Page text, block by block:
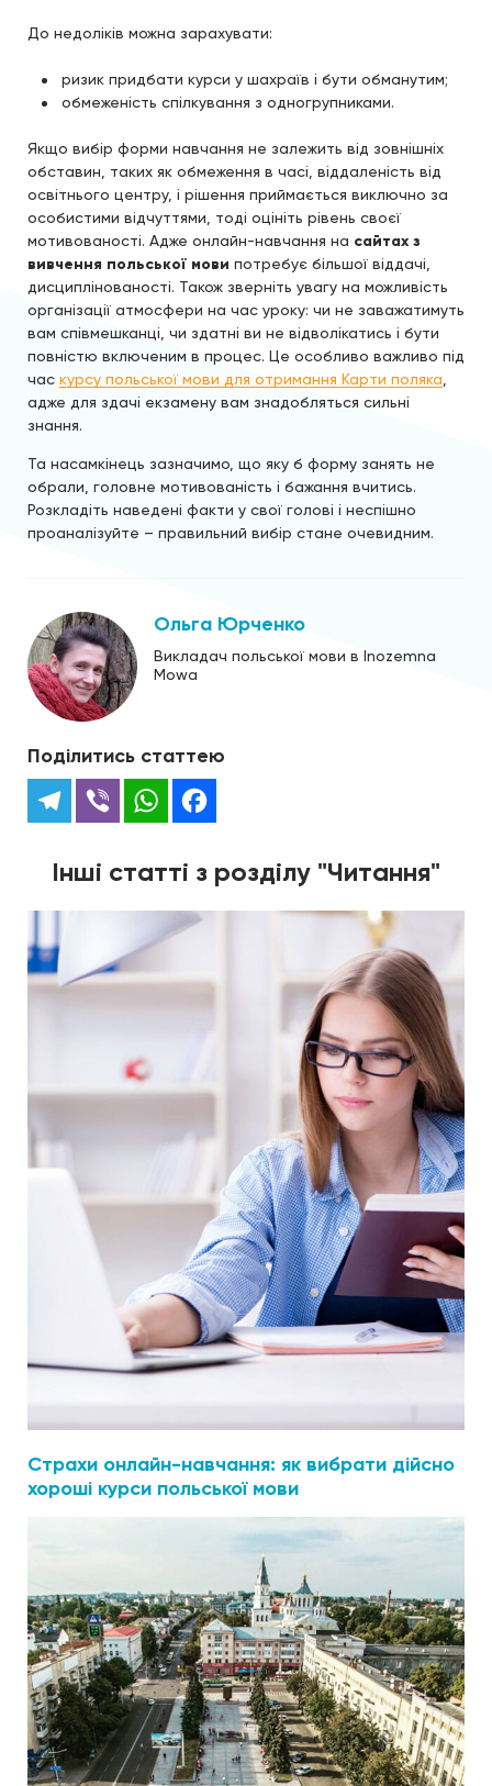
До недоліків можна зарахувати:
ризик придбати курси у шахраїв і бути обманутим;
обмеженість спілкування з одногрупниками.
Якщо вибір форми навчання не залежить від зовнішніх
обставин, таких як обмеження в часі, віддаленість від
освітнього центру, і рішення приймається виключно за
особистими відчуттями, тоді оцініть рівень своєї
мотивованості. Адже онлайн-навчання на сайтах з
вивчення польської мови потребує більшої віддачі,
дисциплінованості. Також зверніть увагу на можливість
організації атмосфери на час уроку: чи не заважатимуть
вам співмешканці, чи здатні ви не відволікатись і бути
повністю включеним в процес. Це особливо важливо під
час курсу польської мови для отримання Карти поляка,
адже для здачі екзамену вам знадобляться сильні
знання.
Та насамкінець зазначимо, що яку б форму занять не
обрали, головне мотивованість і бажання вчитись.
Розкладіть наведені факти у свої голові і неспішно
проаналізуйте – правильний вибір стане очевидним.
Ольга Юрченко
Викладач польської мови в Inozemna
Mowa
Поділитись статтею
TelegramViber WhatsApp
Інші статті з розділу "Читання"
Страхи онлайн-навчання: як вибрати дійсно
хороші курси польської мови